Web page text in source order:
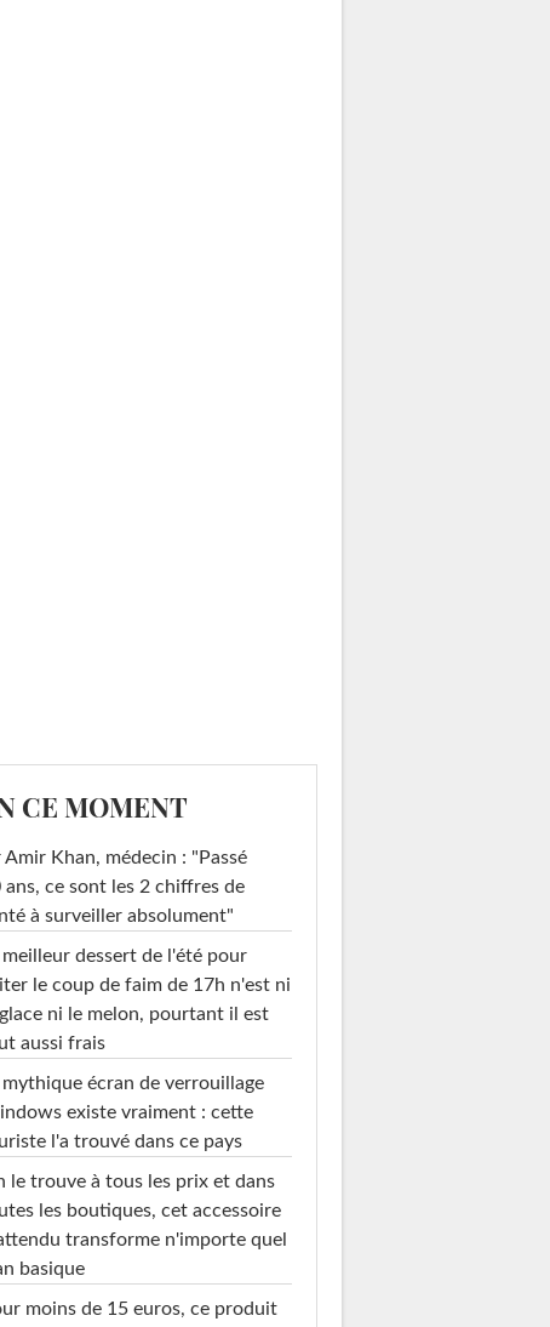
CE MOMENT
Amir Khan, médecin : "Passé
ans, ce sont les 2 chiffres de
à surveiller absolument"
meilleur dessert de l'été pour
le coup de faim de 17h n'est ni
glace ni le melon, pourtant il est
aussi frais
mythique écran de verrouillage
existe vraiment : cette
l'a trouvé dans ce pays
le trouve à tous les prix et dans
les boutiques, cet accessoire
transforme n'importe quel
basique
moins de 15 euros, ce produit